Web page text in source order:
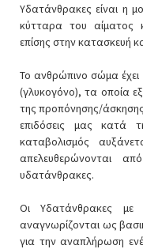
Υδατάνθρακες είναι η
κύτταρα του αίματος
επίσης στην κατασκευή
Το ανθρώπινο σώμα
(γλυκογόνο), τα οποία
της προπόνησης/
επιδόσεις μας κατά
καταβολισμός
απελευθερώνονται
υδατάνθρακες.
Οι Υδατάνθρακες με
αναγνωρίζονται ως
για την αναπλήρωση